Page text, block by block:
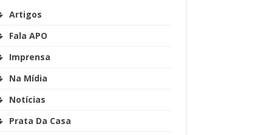
Artigos
Fala APO
Imprensa
Na Mídia
Notícias
Prata Da Casa